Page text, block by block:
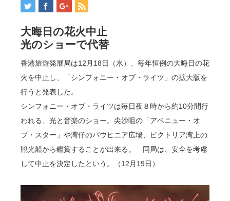
大晦日の花火中止
光のショーで代替
香港旅遊発展局は12月18日（水）、毎年恒例の大晦日の花
火を中止し、「シンフォニー・オブ・ライツ」の拡大版を
行うと発表した。
シンフォニー・オブ・ライツは毎日夜８時から約10分間行
われる、光と音楽のショー。尖沙咀の「アベニュー・オ
ブ・スター」や湾仔のバウヒニア広場、ビクトリア湾上の
観光船から鑑賞することが出来る。 同局は、安全を考慮
して中止を決定したという。（12月19日）